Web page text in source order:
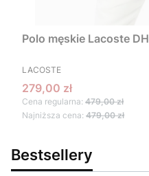
Polo męskie Lacoste
PRODUCENT
LACOSTE
Cena promocyjna
279,00 zł
Cena regularna: 479,00 zł
Najniższa cena: 479,00 zł
Bestsellery